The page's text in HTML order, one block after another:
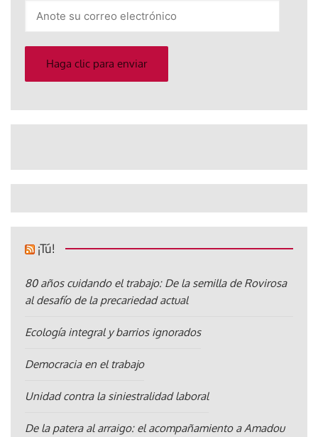
electrónico
Haga clic para enviar
¡Tú!
80 años cuidando el trabajo: De la semilla de Rovirosa
al desafío de la precariedad actual
Ecología integral y barrios ignorados
Democracia en el trabajo
Unidad contra la siniestralidad laboral
De la patera al arraigo: el acompañamiento a Amadou